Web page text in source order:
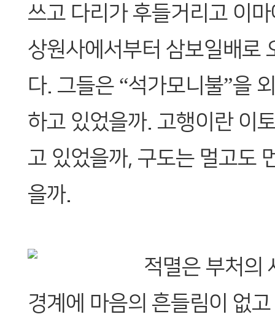
쓰고 다리가 후들거리고 이
상원사에서부터 삼보일배로
다. 그들은 “석가모니불”을
하고 있었을까. 고행이란 이
고 있었을까, 구도는 멀고도
을까.
적멸은 부처의
경계에 마음의 흔들림이 없